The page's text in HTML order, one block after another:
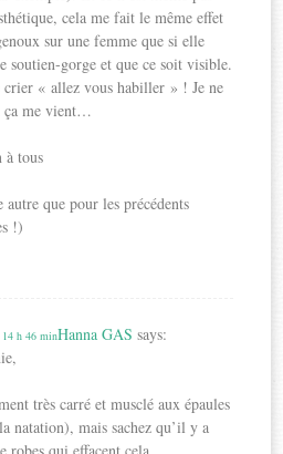
cela me fait le même effet
sur une femme que si elle
soutien-gorge et que ce soit visible.
crier « allez vous habiller » ! Je ne
ça me vient…
à tous
autre que pour les précédents
!)
Hanna GAS says:
h 46 min
très carré et musclé aux épaules
natation), mais sachez qu’il y a